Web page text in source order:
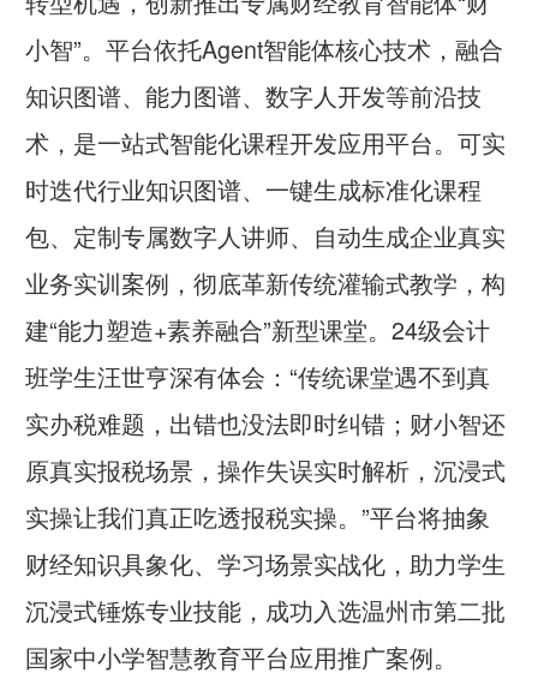
小智”。平台依托Agent智能体核心技术，融合
知识图谱、能力图谱、数字人开发等前沿技
术，是一站式智能化课程开发应用平台。可实
时迭代行业知识图谱、一键生成标准化课程
包、定制专属数字人讲师、自动生成企业真实
业务实训案例，彻底革新传统灌输式教学，构
建“能力塑造+素养融合”新型课堂。24级会计
班学生汪世亨深有体会：“传统课堂遇不到真
实办税难题，出错也没法即时纠错；财小智还
原真实报税场景，操作失误实时解析，沉浸式
实操让我们真正吃透报税实操。”平台将抽象
财经知识具象化、学习场景实战化，助力学生
沉浸式锤炼专业技能，成功入选温州市第二批
国家中小学智慧教育平台应用推广案例。